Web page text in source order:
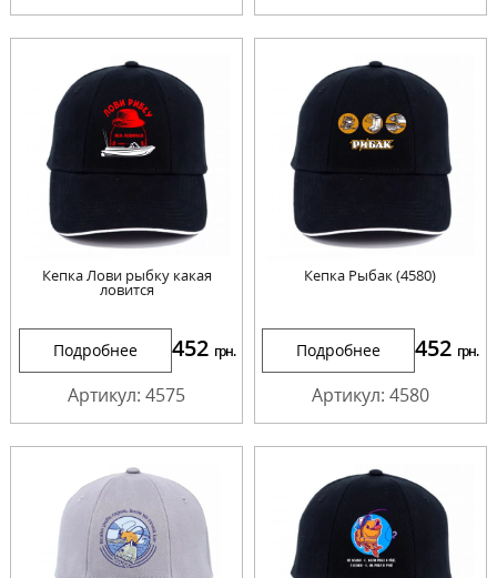
Кепка Лови рыбку какая
ловится
Подробнее 452 грн.
Артикул: 4575
Кепка Рыбак (4580)
Подробнее 452 грн.
Артикул: 4580